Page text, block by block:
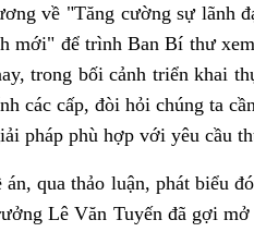
về "Tăng cường sự lãnh
mới" để trình Ban Bí thư
trong bối cảnh triển khai
các cấp, đòi hỏi chúng ta
pháp phù hợp với yêu cầu
qua thảo luận, phát biểu
Lê Văn Tuyến đã gợi